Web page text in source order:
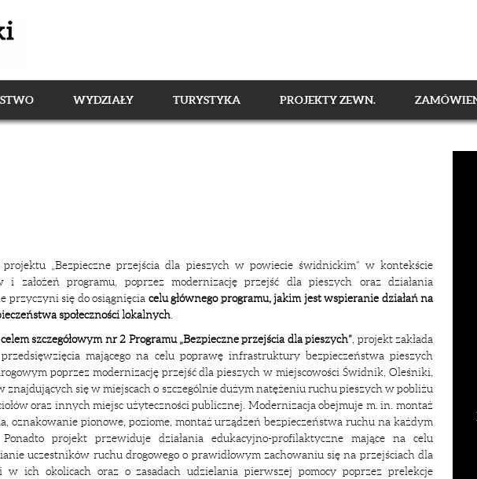
WYDZIAŁY TURYSTYKA PROJEKTY ZEWN.
projektu „Bezpieczne przejścia dla pieszych w powiecie świdnickim” w kontekście
i założeń programu, poprzez modernizację przejść dla pieszych oraz działania
przyczyni się do osiągnięcia celu głównego programu, jakim jest wspieranie działań na
społeczności lokalnych
celem szczegółowym nr 2 Programu „Bezpieczne przejścia dla pieszych” , projekt zakłada
mającego na celu poprawę infrastruktury bezpieczeństwa pieszych
poprzez modernizację przejść dla pieszych w miejscowości Świdnik, Oleśniki,
znajdujących się w miejscach o szczególnie dużym natężeniu ruchu pieszych w pobliżu
oraz innych miejsc użyteczności publicznej. Modernizacja obejmuje m. in. montaż
oznakowanie pionowe, poziome, montaż urządzeń bezpieczeństwa ruchu na każdym
Ponadto projekt przewiduje działania edukacyjno-profilaktyczne mające na celu
uczestników ruchu drogowego o prawidłowym zachowaniu się na przejściach dla
w ich okolicach oraz o zasadach udzielania pierwszej pomocy poprzez prelekcje